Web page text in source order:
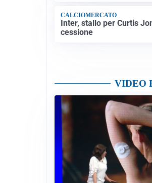
CALCIOMERCATO
Inter, stallo per Curtis
cessione
VIDEO